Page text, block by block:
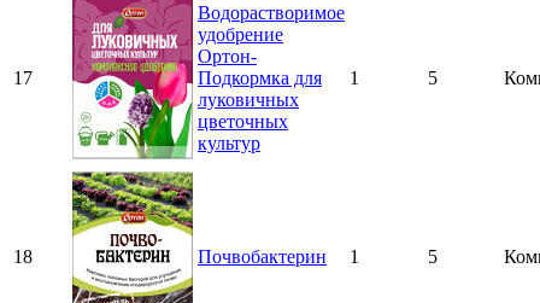
17
Водорастворимое
удобрение
Ортон-
Подкормка для
луковичных
цветочных
культур
1 5
18 Почвобактерин 1 5